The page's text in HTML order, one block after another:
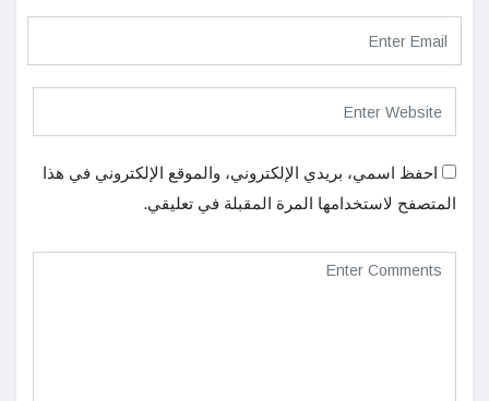
احفظ اسمي، بريدي الإلكتروني، والموقع الإلكتروني في هذا
المتصفح لاستخدامها المرة المقبلة في تعليقي.